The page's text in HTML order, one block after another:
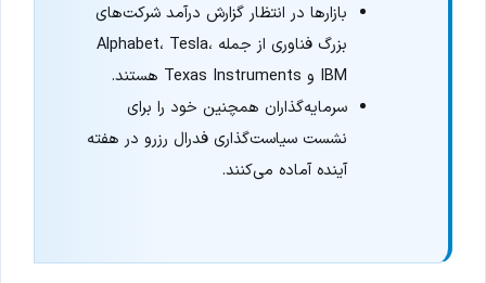
بازارها در انتظار گزارش درآمد شرکت‌های
بزرگ فناوری از جمله Alphabet، Tesla،
IBM و Texas Instruments هستند.
سرمایه‌گذاران همچنین خود را برای
نشست سیاست‌گذاری فدرال رزرو در هفته
آینده آماده می‌کنند.